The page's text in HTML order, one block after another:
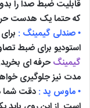
قابلیت ضبط صدا را
که حتما یک هدست
• صندلی گیمینگ :
استودیو برای ضبط
گیمینگ حرفه ای
مدت نیز جلوگیری
• ماوس پد : دقت شما